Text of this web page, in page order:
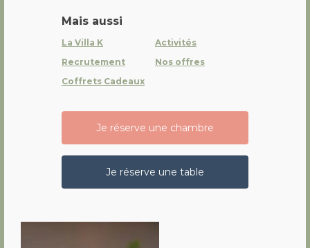
Mais aussi
La Villa K
Activités
Recrutement
Nos offres
Coffrets Cadeaux
Je réserve une chambre
Je réserve une table